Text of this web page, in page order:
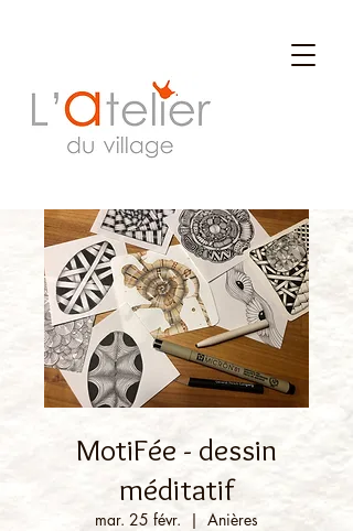
MotiFée - dessin
méditatif
mar. 25 févr.
  |
Anières